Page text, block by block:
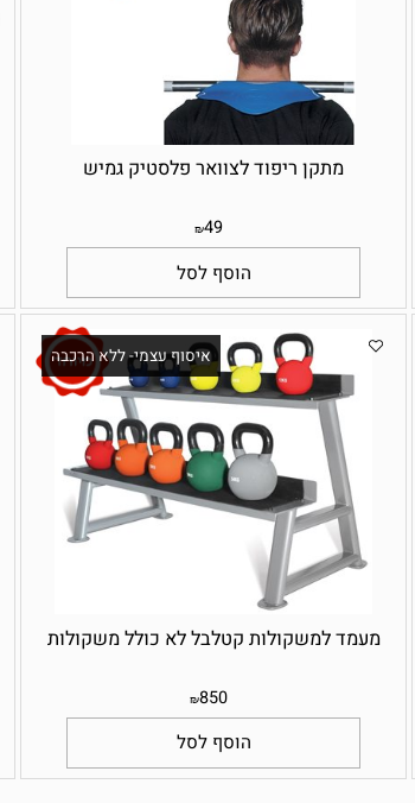
מתקן ריפוד לצוואר פלסטיק גמיש
₪49
הוסף לסל
איסוף עצמי- ללא הרכבה
מעמד למשקולות קטלבל לא כולל משקולות
₪850